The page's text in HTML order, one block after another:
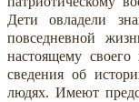
Дети овладели
повседневной
настоящему
сведения об
людях. Имеют